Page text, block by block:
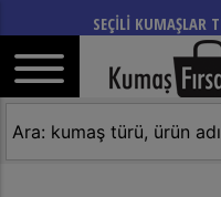
SEÇİLİ KUMAŞLAR